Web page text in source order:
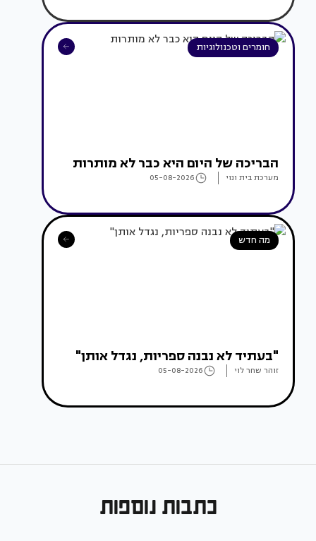
חומרים וטכנולוגיות
הבריכה של היום היא כבר לא מותרות
מערכת בית ונוי 05-08-2026
מה חדש
"בעתיד לא נבנה ספריות, נגדל אותן"
זוהר שחר לוי 05-08-2026
כתבות נוספות